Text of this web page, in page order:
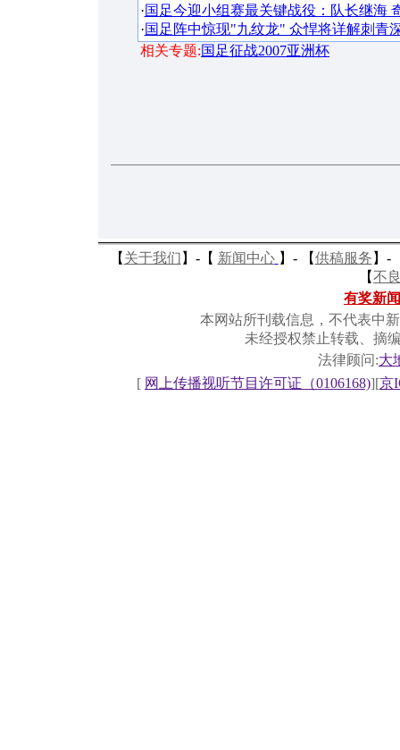
·国足今迎小组赛最关键战役：队长继海
·国足阵中惊现"九纹龙" 众悍将详解刺青
相关专题:国足征战2007亚洲杯
【 关于我们 】-【 新闻中心 】- 【供稿服务 】-
【不
有奖新
本网站所刊载信息，不代表中
未经授权禁止转载、摘
法律顾问:大
[ 网上传播视听节目许可证（0106168)][京